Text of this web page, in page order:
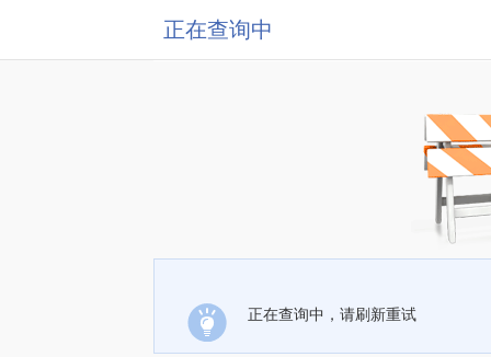
正在查询中
正在查询中，请刷新重试